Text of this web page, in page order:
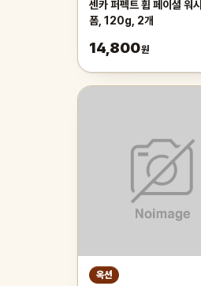
센카 퍼펙트 휩 페이셜 워
폼, 120g, 2개
14,800원
옥션